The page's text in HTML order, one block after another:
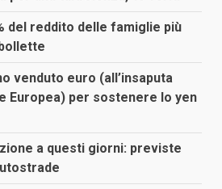
del reddito delle famiglie più
venduto euro (all’insaputa
Europea) per sostenere lo yen
a questi giorni: previste